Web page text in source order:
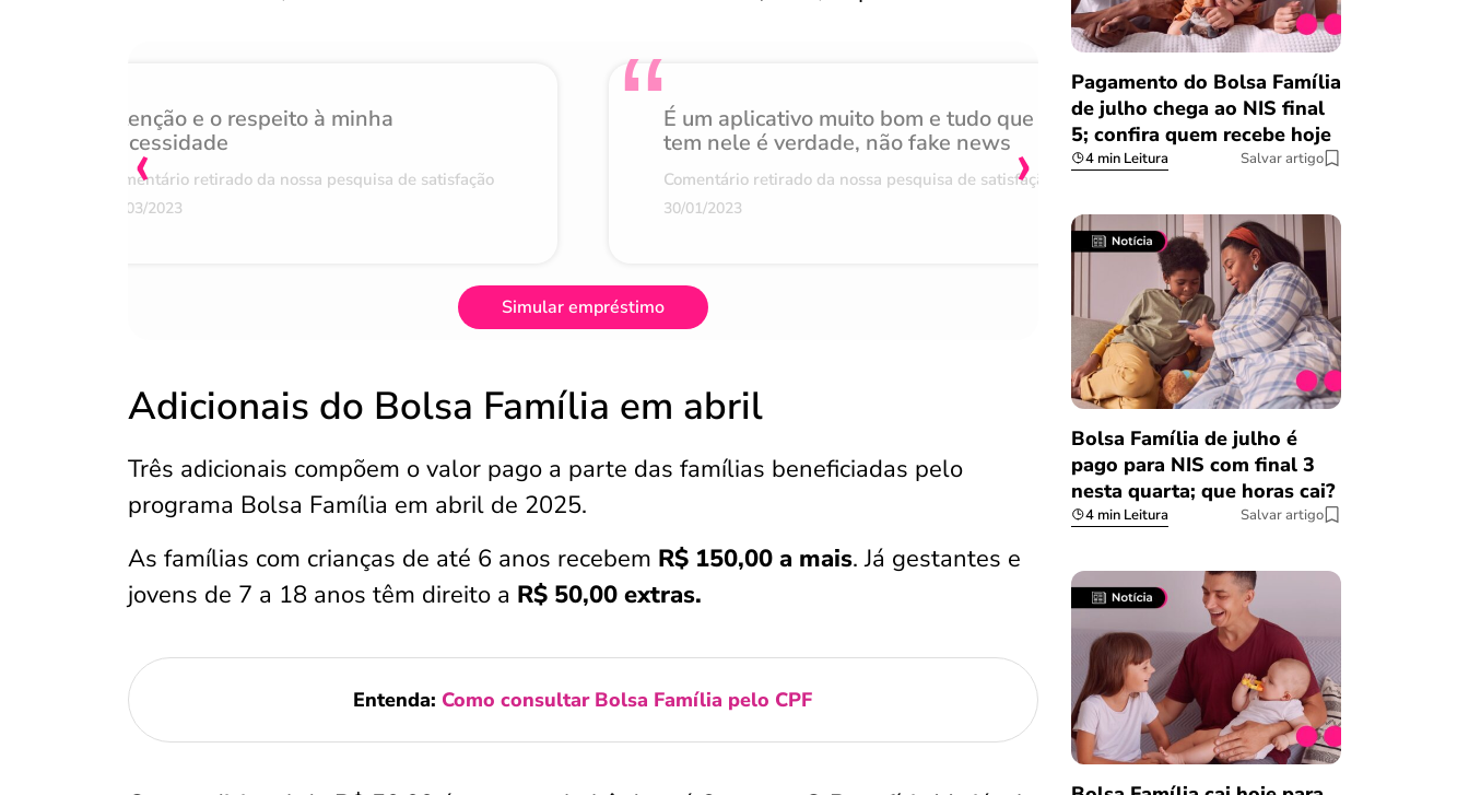
Atenção e o respeito à minha
necessidade
Comentário retirado da nossa pesquisa de satisfação
07/03/2023
É um aplicativo muito bom e tudo que
tem nele é verdade, não fake news
Comentário retirado da nossa pesquisa de satisfação
30/01/2023
Achei muito rápido,
burocracia
‹ ›
Simular empréstimo
Adicionais do Bolsa Família em abril
Três adicionais compõem o valor pago a parte das famílias beneficiadas pelo
programa Bolsa Família em abril de 2025.
As famílias com crianças de até 6 anos recebem R$ 150,00 a mais. Já gestantes e
jovens de 7 a 18 anos têm direito a R$ 50,00 extras.
Entenda: Como consultar Bolsa Família pelo CPF
Pagamento do Bolsa Família
de julho chega ao NIS final
5; confira quem recebe hoje
4 min Leitura Salvar artigo
Bolsa Família de julho é
pago para NIS com final 3
nesta quarta; que horas cai?
4 min Leitura Salvar artigo